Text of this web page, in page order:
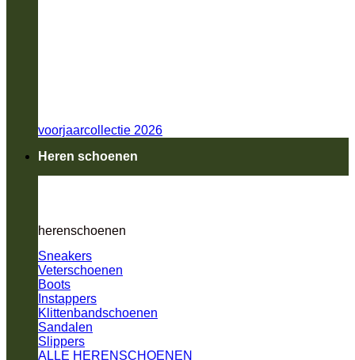
voorjaarcollectie 2026
Heren schoenen
herenschoenen
Sneakers
Veterschoenen
Boots
Instappers
Klittenbandschoenen
Sandalen
Slippers
ALLE HERENSCHOENEN